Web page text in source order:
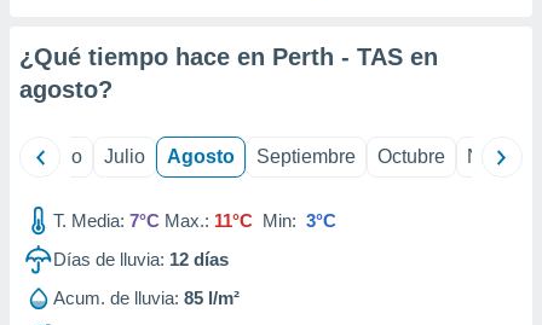
e
mediante
publicidad
publicidad
de
¿Qué tiempo hace en Perth - TAS en
agosto?
Junio Julio Agosto Septiembre Octubre
T. Media: 7°C Max.: 11°C Min: 3°C
Días de lluvia: 12 días
Acum. de lluvia: 85 l/m²